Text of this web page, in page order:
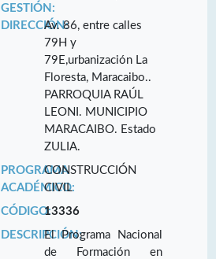
GESTIÓN:
DIRECCIÓN:Av. 86, entre calles
79H y
79E,urbanización La
Floresta, Maracaibo..
PARROQUIA RAÚL
LEONI. MUNICIPIO
MARACAIBO. Estado
ZULIA.
PROGRAMA
ACADÉMICO:
CONSTRUCCIÓN
CIVIL
CÓDIGO:13336
DESCRIPCIÓN:El Programa Nacional
de Formación en